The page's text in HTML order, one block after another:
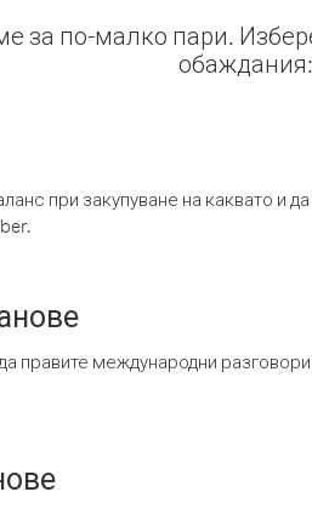
за по-малко пари.
обаждания:
при закупуване на каквато и
правите международни